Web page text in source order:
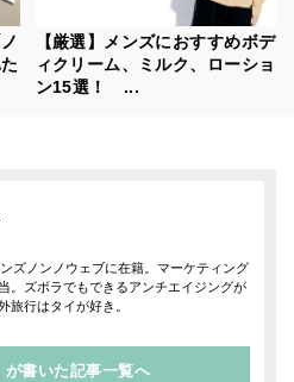
【厳選】メンズにおすすめボデ
ィクリーム、ミルク、ローショ
ン15選！ ...
ズノンノウェブに在籍。マーケティング
。ズボラでもできるアンチエイジングが
旅行はタイが好き。
が書いた記事一覧へ